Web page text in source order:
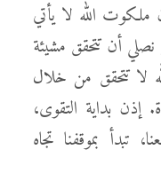
ملكوت الله لا يأتي
نصلي أن تتحقق مشيئة
لا تتحقق من خلال
إذن بداية التقوى،
تبدأ بموقفنا تجاه